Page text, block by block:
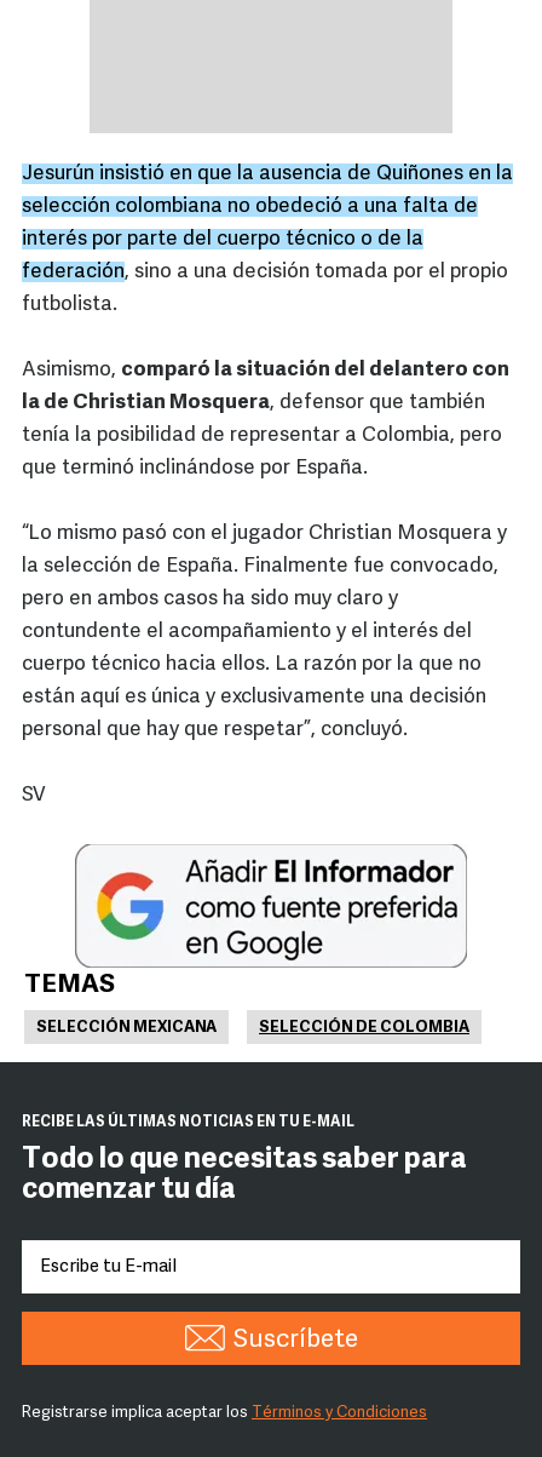
Jesurún insistió en que la ausencia de Quiñones en la
selección colombiana no obedeció a una falta de
interés por parte del cuerpo técnico o de la
federación, sino a una decisión tomada por el propio
futbolista.
Asimismo, comparó la situación del delantero con
la de Christian Mosquera, defensor que también
tenía la posibilidad de representar a Colombia, pero
que terminó inclinándose por España.
“Lo mismo pasó con el jugador Christian Mosquera y
la selección de España. Finalmente fue convocado,
pero en ambos casos ha sido muy claro y
contundente el acompañamiento y el interés del
cuerpo técnico hacia ellos. La razón por la que no
están aquí es única y exclusivamente una decisión
personal que hay que respetar”, concluyó.
SV
TEMAS
SELECCIÓN MEXICANA SELECCIÓN DE COLOMBIA
RECIBE LAS ÚLTIMAS NOTICIAS EN TU E-MAIL
Todo lo que necesitas saber para
comenzar tu día
Suscríbete
Registrarse implica aceptar los Términos y Condiciones